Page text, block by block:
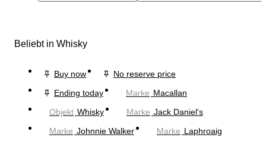
Beliebt in Whisky
Buy now
No reserve price
Ending today
Marke Macallan
Objekt Whisky Marke Jack Daniel's
Marke Johnnie Walker Marke Laphroaig